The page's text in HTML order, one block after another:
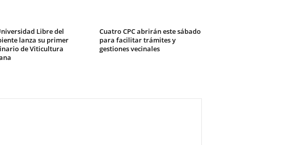
Libre del
lanza su primer
de Viticultura
Cuatro CPC abrirán este sábado
para facilitar trámites y
gestiones vecinales